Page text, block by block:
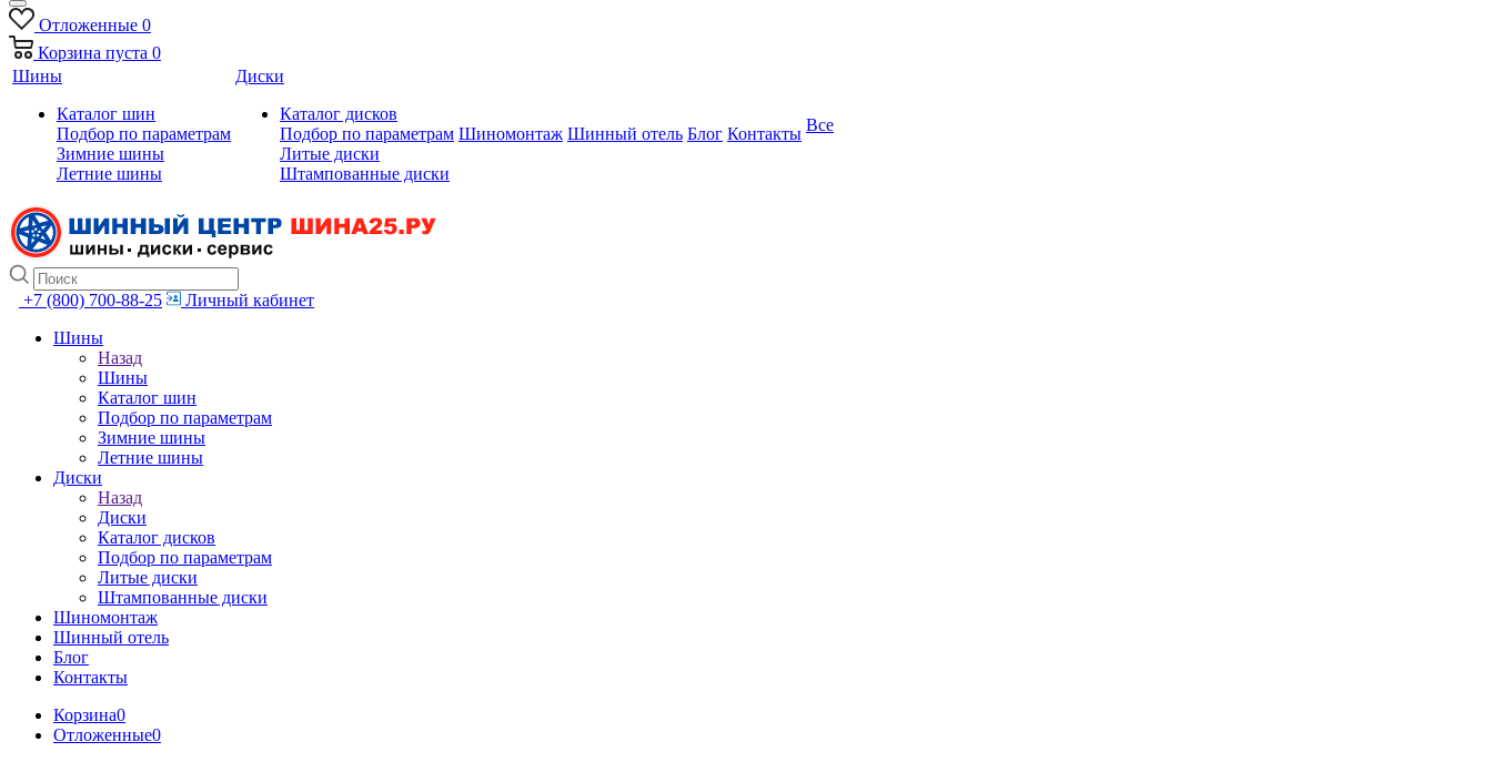
Отложенные 0
Корзина пуста 0
Шины
Каталог шин
Подбор по параметрам
Зимние шины
Летние шины
Диски
Каталог дисков
Подбор по параметрам
Литые диски
Штампованные диски
Шиномонтаж Шинный отель Блог Контакты Все
+7 (800) 700-88-25
Личный кабинет
Шины
Назад
Шины
Каталог шин
Подбор по параметрам
Зимние шины
Летние шины
Диски
Назад
Диски
Каталог дисков
Подбор по параметрам
Литые диски
Штампованные диски
Шиномонтаж
Шинный отель
Блог
Контакты
Корзина0
Отложенные0